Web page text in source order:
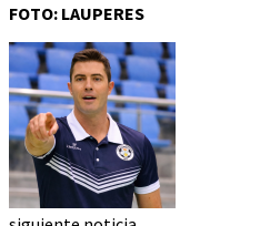
FOTO: LAUPERES